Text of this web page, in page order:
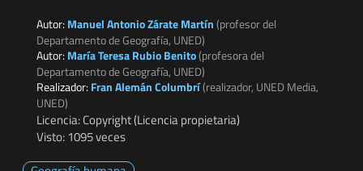
Autor: Manuel Antonio Zárate Martín(profesor del
Departamento de Geografía, UNED)
Autor: María Teresa Rubio Benito(profesora del
Departamento de Geografía, UNED)
Realizador: Fran Alemán Columbrí(realizador, UNED Media,
UNED)
Licencia: Copyright (Licencia propietaria)
Visto: 1095 veces